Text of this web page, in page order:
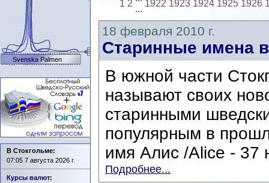
1 2
...
1922 1923 1924 1925 1926
18 февраля 2010 г.
Старинные имена
В южной части
называют своих
старинными
популярным в
имя Алис /Alice - 37
Подробнее...
Svenska Palmen
В Стокгольме:
07:05 7 августа 2026 г.
Курсы валют: